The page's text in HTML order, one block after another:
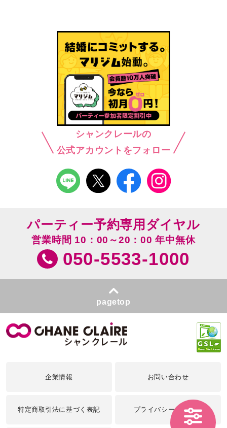
シャンクレールの
公式アカウントをフォロー
パーティー予約専用ダイヤル
営業時間 10：00～20：00 年中無休
050-5533-1000
pagetop
企業情報 お問い合わせ
特定商取引法に基づく表記 プライバシーポリシー